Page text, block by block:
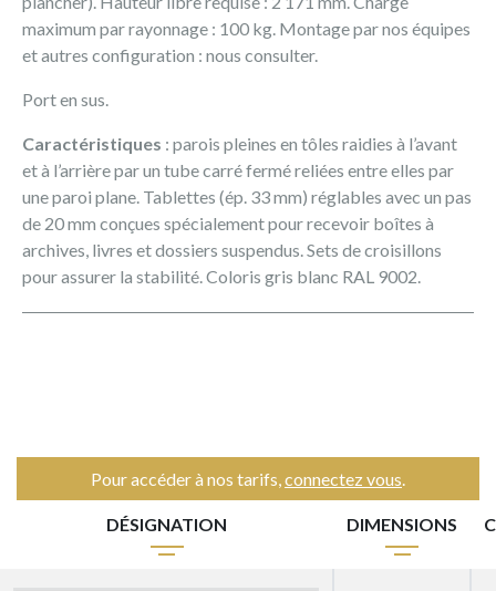
maximum par rayonnage : 100 kg. Montage par nos équipes
et autres configuration : nous consulter.
Port en sus.
Caractéristiques : parois pleines en tôles raidies à l’avant
et à l’arrière par un tube carré fermé reliées entre elles par
une paroi plane. Tablettes (ép. 33 mm) réglables avec un pas
de 20 mm conçues spécialement pour recevoir boîtes à
archives, livres et dossiers suspendus. Sets de croisillons
pour assurer la stabilité. Coloris gris blanc RAL 9002.
Pour accéder à nos tarifs,connectez vous.
DÉSIGNATION DIMENSIONS